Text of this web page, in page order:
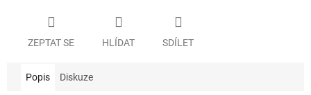
ZEPTAT SE HLÍDAT SDÍLET
Popis Diskuze